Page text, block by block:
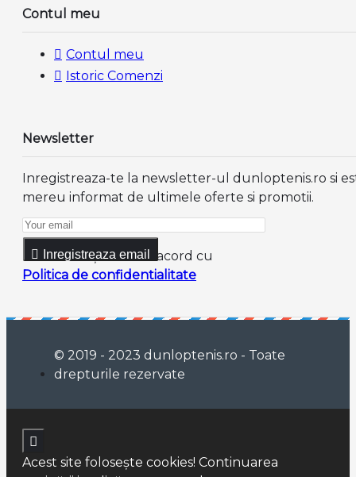
Contul meu
Contul meu
Istoric Comenzi
Newsletter
Inregistreaza-te la newsletter-ul dunloptenis.ro si
mereu informat de ultimele oferte si promotii.
Inregistreaza email
Am citit şi sunt de acord cu
Politica de confidentialitate
© 2019 - 2023 dunloptenis.ro - Toate
drepturile rezervate
Acest site foloseşte cookies! Continuarea